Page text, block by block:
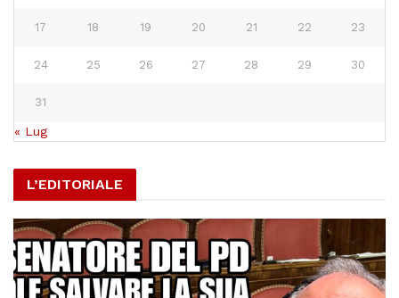
17 18 19 20 21 22 23
24 25 26 27 28 29 30
31
« Lug
L’EDITORIALE